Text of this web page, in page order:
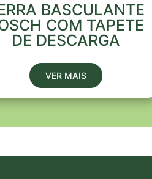
BASCULANTE
COM TAPETE
DE DESCARGA
VER MAIS